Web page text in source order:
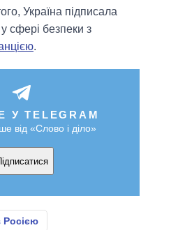
Україна підписала
сфері безпеки з
.
У TELEGRAM
від «Слово і діло»
Росією